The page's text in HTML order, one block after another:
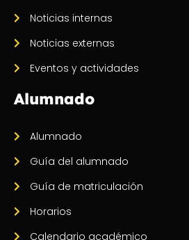
Noticias internas
Noticias externas
Eventos y actividades
Alumnado
Alumnado
Guía del alumnado
Guía de matriculación
Horarios
Calendario académico